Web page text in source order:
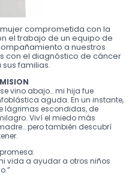
comprometida con la
el trabajo de un equipo de
a nuestros
con el diagnóstico de cáncer
familias.
vino abajo… mi hija fue
aguda. En un instante,
lágrimas escondidas, de
Viví el miedo más
pero también descubrí
vida a ayudar a otros niños